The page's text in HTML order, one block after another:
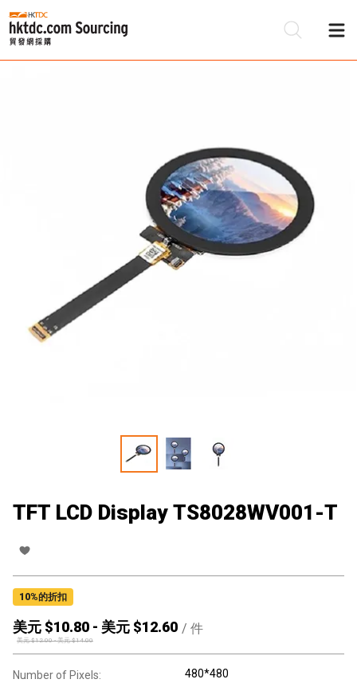
TFT LCD Display TS8028WV001-T
10%的折扣
美元 $10.80 - 美元 $12.60 / 件
美元 $12.00-美元 $14.00
Number of Pixels: 480*480